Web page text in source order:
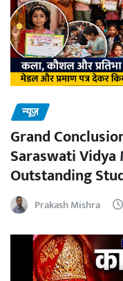
न्यूज़
Grand
Saraswati
Outstanding
Prakash Mishra